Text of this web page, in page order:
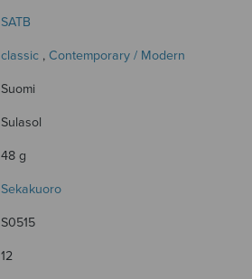
SATB
classic , Contemporary / Modern
Suomi
Sulasol
48 g
Sekakuoro
S0515
12